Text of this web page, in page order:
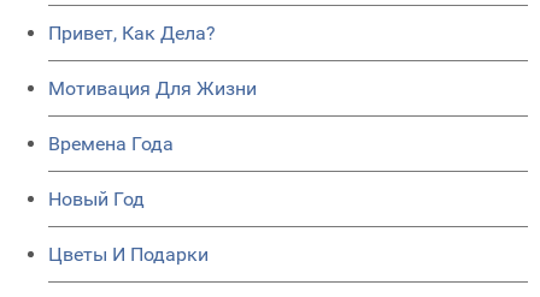
Привет, Как Дела?
Мотивация Для Жизни
Времена Года
Новый Год
Цветы И Подарки